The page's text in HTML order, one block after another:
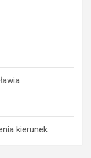
kierunek